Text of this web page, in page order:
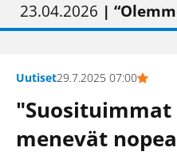
01.02.2026 | Painon vaihtumisen
05.02.2026 |
23.04.2026 | “Olemme
09.05.2026| "Maalla on totuttu
Uutiset29.7.2025 07:00
menevät